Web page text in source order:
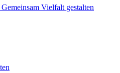
Vielfalt gestalten